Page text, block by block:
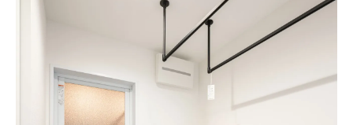
家族構成に応じた動線計画の失敗例考察
一級建築士が見る家族別動線計画の失敗例
動線設計で陥りやすいミスとその理由を解
説
家族構成の変化に対応できない間取りの問